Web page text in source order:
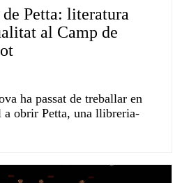
Petta: literatura
al Camp de
ha passat de treballar en
a obrir Petta, una llibreria-